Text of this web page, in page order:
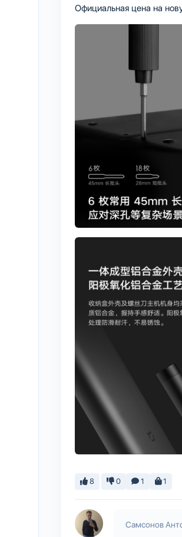
Официальная цена на
8 0 1 1
Самсонов